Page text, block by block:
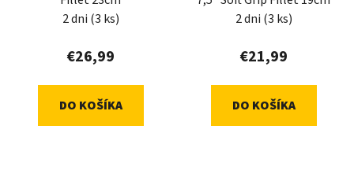
2 dni (3 ks)
€26,99
DO KOŠÍKA
2 dni (3 ks)
€21,99
DO KOŠÍKA